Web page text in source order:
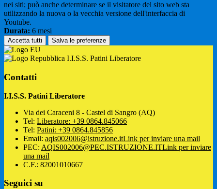
nei siti; può anche determinare se il visitatore del sito web sta
utilizzando la nuova o la vecchia versione dell'interfaccia di
Youtube.
Durata: 6 mesi
Accetta tutti Salva le preferenze
I.I.S.S. Patini Liberatore
Contatti
I.I.S.S. Patini Liberatore
Via dei Caraceni 8 - Castel di Sangro (AQ)
Tel: Liberatore: +39 0864.845066
Tel: Patini: +39 0864.845856
Email: aqis002006@istruzione.itLink per inviare una mail
PEC: AQIS002006@PEC.ISTRUZIONE.ITLink per inviare
una mail
C.F.: 82001010667
Seguici su